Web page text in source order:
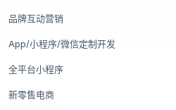
品牌互动营销
App/小程序/微信定制开发
全平台小程序
新零售电商